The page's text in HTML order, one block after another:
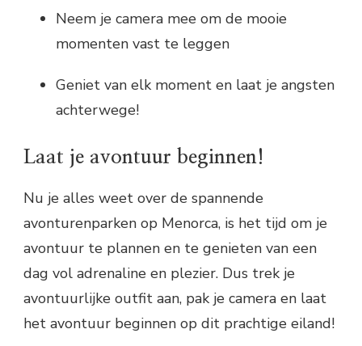
Neem je camera mee om de mooie
momenten vast te leggen
Geniet van elk moment en laat je angsten
achterwege!
Laat je avontuur beginnen!
Nu je alles weet over de spannende
avonturenparken op Menorca, is het tijd om je
avontuur te plannen en te genieten van een
dag vol adrenaline en plezier. Dus trek je
avontuurlijke outfit aan, pak je camera en laat
het avontuur beginnen op dit prachtige eiland!